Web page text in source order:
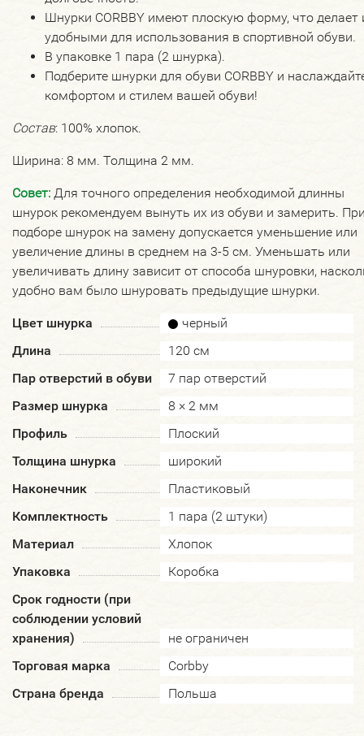
Шнурки CORBBY имеют плоскую форму, что делает
удобными для использования в спортивной обуви.
В упаковке 1 пара (2 шнурка).
Подберите шнурки для обуви CORBBY и
комфортом и стилем вашей обуви!
Состав: 100% хлопок.
Ширина: 8 мм. Толщина 2 мм.
Совет: Для точного определения необходимой длинны
шнурок рекомендуем вынуть их из обуви и замерить.
подборе шнурок на замену допускается уменьшение или
увеличение длины в среднем на 3-5 см. Уменьшать или
увеличивать длину зависит от способа шнуровки,
удобно вам было шнуровать предыдущие шнурки.
Цвет шнурка
черный
Длина
120 см
Пар отверстий в обуви
7 пар отверстий
Размер шнурка
8 × 2 мм
Профиль
Плоский
Толщина шнурка
широкий
Наконечник
Пластиковый
Комплектность
1 пара (2 штуки)
Материал
Хлопок
Упаковка
Коробка
Срок годности (при
соблюдении условий
хранения)
не ограничен
Торговая марка
Corbby
Страна бренда
Польша